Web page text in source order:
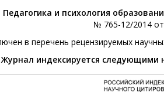
и психология
№ 765-12/2014
в перечень рецензируемых
Журнал индексируется